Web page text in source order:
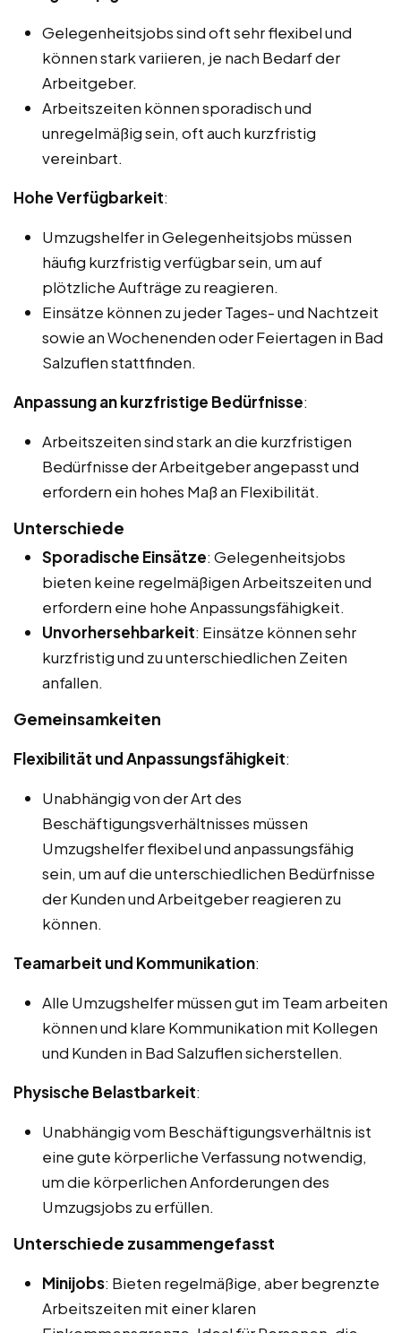
Gelegenheitsjobs sind oft sehr flexibel und
können stark variieren, je nach Bedarf der
Arbeitgeber.
Arbeitszeiten können sporadisch und
unregelmäßig sein, oft auch kurzfristig
vereinbart.
Hohe Verfügbarkeit:
Umzugshelfer in Gelegenheitsjobs müssen
häufig kurzfristig verfügbar sein, um auf
plötzliche Aufträge zu reagieren.
Einsätze können zu jeder Tages- und Nachtzeit
sowie an Wochenenden oder Feiertagen in Bad
Salzuflen stattfinden.
Anpassung an kurzfristige Bedürfnisse:
Arbeitszeiten sind stark an die kurzfristigen
Bedürfnisse der Arbeitgeber angepasst und
erfordern ein hohes Maß an Flexibilität.
Unterschiede
Sporadische Einsätze: Gelegenheitsjobs
bieten keine regelmäßigen Arbeitszeiten und
erfordern eine hohe Anpassungsfähigkeit.
Unvorhersehbarkeit: Einsätze können sehr
kurzfristig und zu unterschiedlichen Zeiten
anfallen.
Gemeinsamkeiten
Flexibilität und Anpassungsfähigkeit:
Unabhängig von der Art des
Beschäftigungsverhältnisses müssen
Umzugshelfer flexibel und anpassungsfähig
sein, um auf die unterschiedlichen Bedürfnisse
der Kunden und Arbeitgeber reagieren zu
können.
Teamarbeit und Kommunikation:
Alle Umzugshelfer müssen gut im Team arbeiten
können und klare Kommunikation mit Kollegen
und Kunden in Bad Salzuflen sicherstellen.
Physische Belastbarkeit:
Unabhängig vom Beschäftigungsverhältnis ist
eine gute körperliche Verfassung notwendig,
um die körperlichen Anforderungen des
Umzugsjobs zu erfüllen.
Unterschiede zusammengefasst
Minijobs: Bieten regelmäßige, aber begrenzte
Arbeitszeiten mit einer klaren